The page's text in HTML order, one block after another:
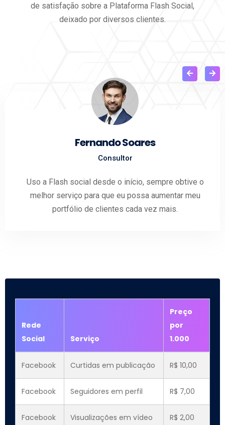
de satisfação sobre a Plataforma Flash Social,
deixado por diversos clientes.
Bruna F. Soares
O que me faz ser cliente assíduo da Flash Social, é o
de 24 horas.
Rede
Social
Serviço
Preço
por
1.000
Facebook Curtidas em publicação R$ 10,00
Facebook Seguidores em perfil R$ 7,00
Facebook Visualizações em vídeo R$ 2,00